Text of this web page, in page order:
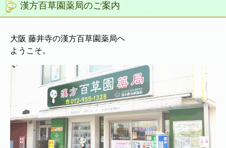
漢方百草園薬局のご案内
大阪 藤井寺の漢方百草園薬局ヘ
ようこそ。